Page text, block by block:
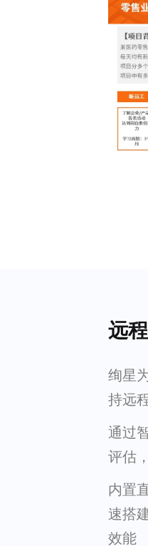
远
绚星
持远
通过
评估
内置
速搭
效能